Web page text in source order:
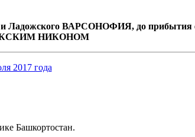
и Ладожского ВАРСОНОФИЯ, до прибытия
НИКОНОМ
2017 года
Башкортостан.